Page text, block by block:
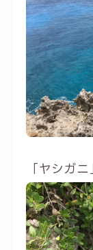
「ヤシガ